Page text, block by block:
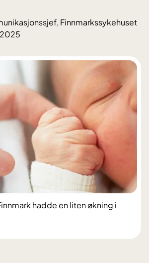
Finnmarkssykehuset
hadde en liten økning i